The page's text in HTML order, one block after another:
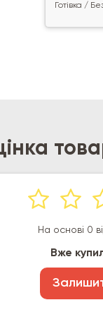
Готівка /
На основі 0
Вже